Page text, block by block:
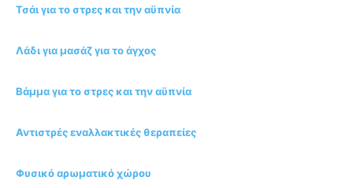
Τσάι για το στρες και την αϋπνία
Λάδι για μασάζ για το άγχος
Βάμμα για το στρες και την αϋπνία
Αντιστρές εναλλακτικές θεραπείες
Φυσικό αρωματικό χώρου